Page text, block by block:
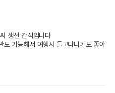
생선 간식입니다
도 가능해서 여행시 들고다니기도 좋아